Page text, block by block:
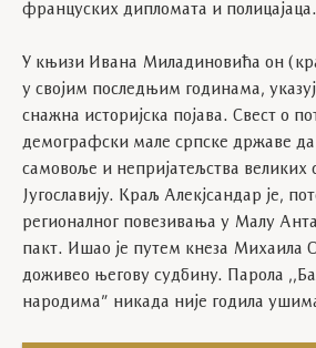
француских дипломата и полицајаца.
У књизи Ивана Миладиновића он
у својим последњим годинама,
снажна историјска појава. Свест о
демографски мале српске државе
самовоље и непријатељства великих
Југославију. Краљ Алекјсандар је,
регионалног повезивања у Малу
пакт. Ишао је путем кнеза Михаила
доживео његову судбину. Парола
народима” никада није годила